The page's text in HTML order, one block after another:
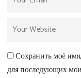
Сохранить моё
для последующих